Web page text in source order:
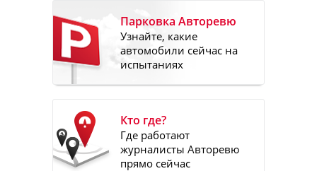
Парковка Авторевю
Узнайте, какие
автомобили сейчас на
испытаниях
Кто где?
Где работают
журналисты Авторевю
прямо сейчас